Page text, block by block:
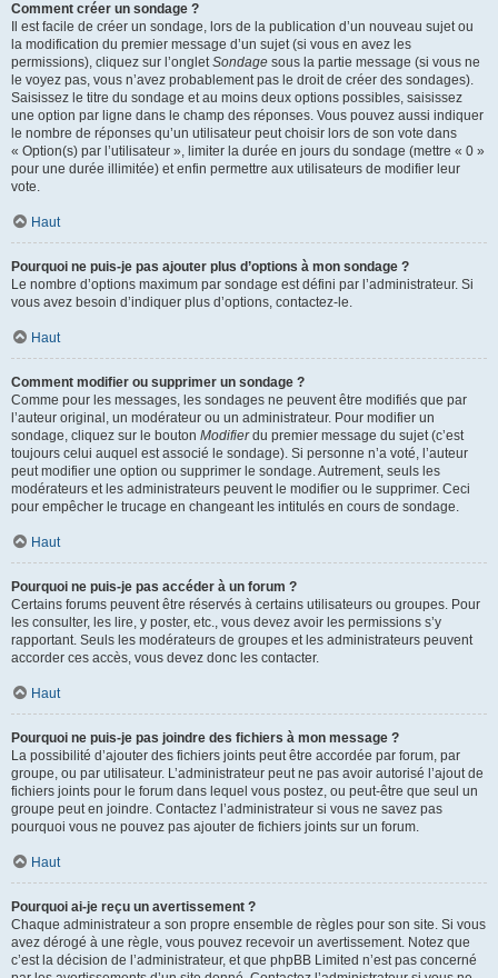
Comment créer un sondage ?
Il est facile de créer un sondage, lors de la publication d’un nouveau sujet ou
la modification du premier message d’un sujet (si vous en avez les
permissions), cliquez sur l’ongletSondage sous la partie message (si vous ne
le voyez pas, vous n’avez probablement pas le droit de créer des sondages).
Saisissez le titre du sondage et au moins deux options possibles, saisissez
une option par ligne dans le champ des réponses. Vous pouvez aussi indiquer
le nombre de réponses qu’un utilisateur peut choisir lors de son vote dans
« Option(s) par l’utilisateur », limiter la durée en jours du sondage (mettre « 0 »
pour une durée illimitée) et enfin permettre aux utilisateurs de modifier leur
vote.
Haut
Pourquoi ne puis-je pas ajouter plus d’options à mon sondage ?
Le nombre d’options maximum par sondage est défini par l’administrateur. Si
vous avez besoin d’indiquer plus d’options, contactez-le.
Haut
Comment modifier ou supprimer un sondage ?
Comme pour les messages, les sondages ne peuvent être modifiés que par
l’auteur original, un modérateur ou un administrateur. Pour modifier un
sondage, cliquez sur le bouton Modifierdu premier message du sujet (c’est
toujours celui auquel est associé le sondage). Si personne n’a voté, l’auteur
peut modifier une option ou supprimer le sondage. Autrement, seuls les
modérateurs et les administrateurs peuvent le modifier ou le supprimer. Ceci
pour empêcher le trucage en changeant les intitulés en cours de sondage.
Haut
Pourquoi ne puis-je pas accéder à un forum ?
Certains forums peuvent être réservés à certains utilisateurs ou groupes. Pour
les consulter, les lire, y poster, etc., vous devez avoir les permissions s’y
rapportant. Seuls les modérateurs de groupes et les administrateurs peuvent
accorder ces accès, vous devez donc les contacter.
Haut
Pourquoi ne puis-je pas joindre des fichiers à mon message ?
La possibilité d’ajouter des fichiers joints peut être accordée par forum, par
groupe, ou par utilisateur. L’administrateur peut ne pas avoir autorisé l’ajout de
fichiers joints pour le forum dans lequel vous postez, ou peut-être que seul un
groupe peut en joindre. Contactez l’administrateur si vous ne savez pas
pourquoi vous ne pouvez pas ajouter de fichiers joints sur un forum.
Haut
Pourquoi ai-je reçu un avertissement ?
Chaque administrateur a son propre ensemble de règles pour son site. Si vous
avez dérogé à une règle, vous pouvez recevoir un avertissement. Notez que
c’est la décision de l’administrateur, et que phpBB Limited n’est pas concerné